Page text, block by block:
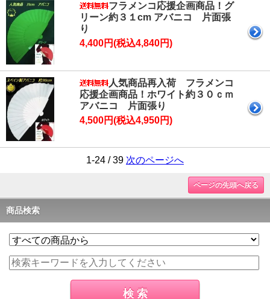
フラメンコ応援企画商品！グ
リーン約３１cm アバニコ 片面張
り
4,400円(税込4,840円)
人気商品再入荷 フラメンコ
応援企画商品！ホワイト約３０ｃｍ
アバニコ 片面張り
4,500円(税込4,950円)
1-24 / 39 次のページへ
ページの先頭へ戻る
商品検索